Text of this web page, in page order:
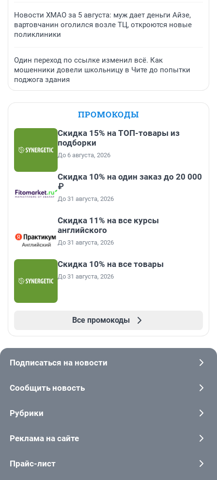
Новости ХМАО за 5 августа: муж дает деньги Айзе,
вартовчанин оголился возле ТЦ, откроются новые
поликлиники
Один переход по ссылке изменил всё. Как
мошенники довели школьницу в Чите до попытки
поджога здания
ПРОМОКОДЫ
Скидка 15% на ТОП-товары из
подборки
До 6 августа, 2026
Скидка 10% на один заказ до 20 000
₽
До 31 августа, 2026
Скидка 11% на все курсы
английского
До 31 августа, 2026
Скидка 10% на все товары
До 31 августа, 2026
Все промокоды
Подписаться на новости
Сообщить новость
Рубрики
Реклама на сайте
Прайс-лист